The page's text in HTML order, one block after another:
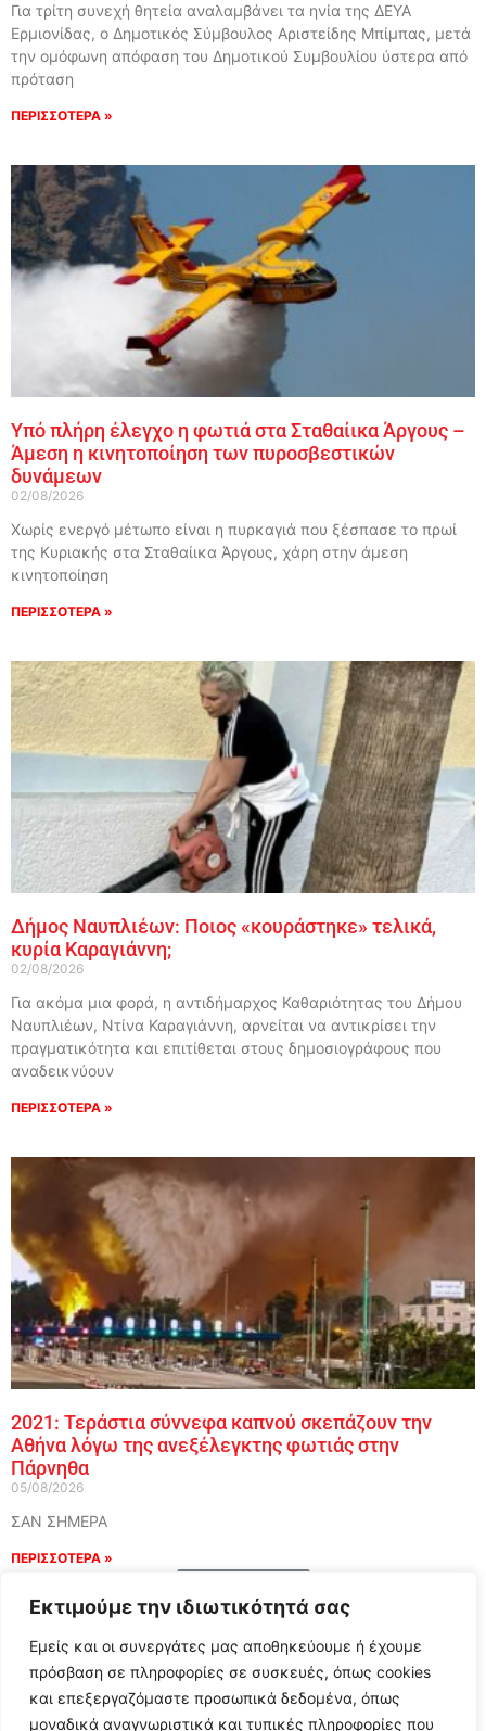
Εκτιμούμε την ιδιωτικότητά σας
Εμείς και οι συνεργάτες μας αποθηκεύουμε ή έχουμε
πρόσβαση σε πληροφορίες σε συσκευές, όπως cookies
και επεξεργαζόμαστε προσωπικά δεδομένα, όπως
μοναδικά αναγνωριστικά και τυπικές πληροφορίες που
Για τρίτη συνεχή θητεία αναλαμβάνει τα ηνία της ΔΕΥΑ
Ερμιονίδας, ο Δημοτικός Σύμβουλος Αριστείδης Μπίμπας, μετά
την ομόφωνη απόφαση του Δημοτικού Συμβουλίου ύστερα από
πρόταση
ΠΕΡΙΣΣΟΤΕΡΑ »
Υπό πλήρη έλεγχο η φωτιά στα Σταθαίικα Άργους –
Άμεση η κινητοποίηση των πυροσβεστικών
δυνάμεων
02/08/2026
Χωρίς ενεργό μέτωπο είναι η πυρκαγιά που ξέσπασε το πρωί
της Κυριακής στα Σταθαίικα Άργους, χάρη στην άμεση
κινητοποίηση
ΠΕΡΙΣΣΟΤΕΡΑ »
Δήμος Ναυπλιέων: Ποιος «κουράστηκε» τελικά,
κυρία Καραγιάννη;
02/08/2026
Για ακόμα μια φορά, η αντιδήμαρχος Καθαριότητας του Δήμου
Ναυπλιέων, Ντίνα Καραγιάννη, αρνείται να αντικρίσει την
πραγματικότητα και επιτίθεται στους δημοσιογράφους που
αναδεικνύουν
ΠΕΡΙΣΣΟΤΕΡΑ »
2021: Τεράστια σύννεφα καπνού σκεπάζουν την
Αθήνα λόγω της ανεξέλεγκτης φωτιάς στην
Πάρνηθα
05/08/2026
ΣΑΝ ΣΗΜΕΡΑ
ΠΕΡΙΣΣΟΤΕΡΑ »